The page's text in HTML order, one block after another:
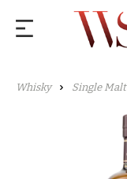
Whisky Single Malt